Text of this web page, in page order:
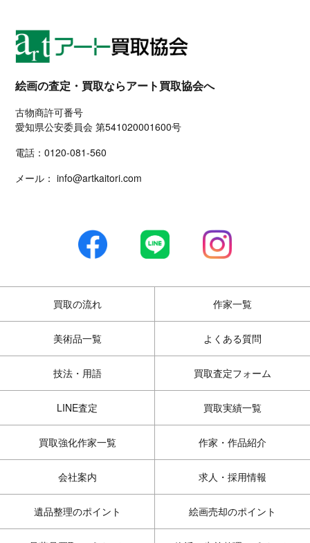
絵画の査定・買取ならアート買取協会へ
古物商許可番号
愛知県公安委員会 第541020001600号
電話：0120-081-560
メール： info@artkaitori.com
買取の流れ 作家一覧
美術品一覧 よくある質問
技法・用語 買取査定フォーム
LINE査定 買取実績一覧
買取強化作家一覧 作家・作品紹介
会社案内 求人・採用情報
遺品整理のポイント 絵画売却のポイント